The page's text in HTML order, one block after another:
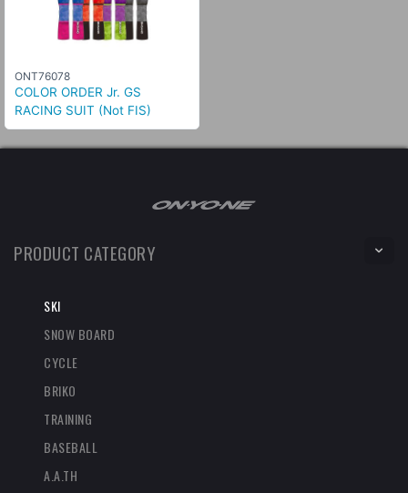
ONT76078
COLOR ORDER Jr. GS
RACING SUIT (Not FIS)
PRODUCT CATEGORY
SKI
SNOW BOARD
CYCLE
BRIKO
TRAINING
BASEBALL
A.A.TH